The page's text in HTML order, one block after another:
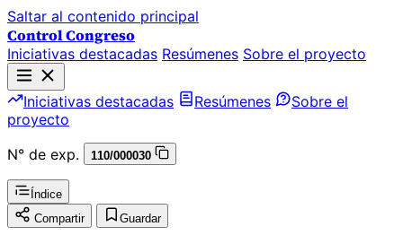
Saltar al contenido principal
Control Congreso
Iniciativas destacadas Resúmenes Sobre el proyecto
Iniciativas destacadas Resúmenes
Sobre el
proyecto
N° de exp.
110/000030
Índice
Compartir
Guardar